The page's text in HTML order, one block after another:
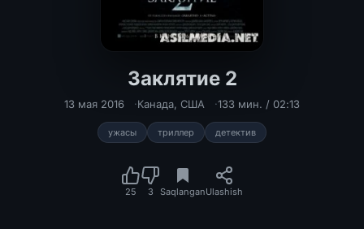
Заклятие 2
13 мая 2016 Канада, США 133 мин. / 02:13
ужасы триллер детектив
25 3 SaqlanganUlashish